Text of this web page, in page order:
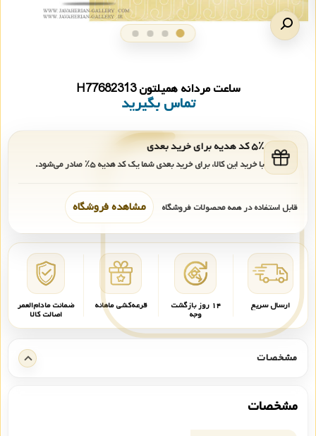
ساعت مردانه همیلتون H77682313
تماس بگیرید
۵٪ کد هدیه برای خرید بعدی
با خرید این کالا، برای خرید بعدی شما یک کد هدیه۵٪ صادر می‌شود.
قابل استفاده در همه محصولات فروشگاه مشاهده فروشگاه
ارسال سریع ۱۴ روز بازگشت
وجه
قرعه‌کشی ماهانه ضمانت مادام‌العمر
اصالت کالا
مشخصات
مشخصات